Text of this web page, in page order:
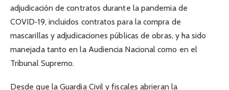
adjudicación de contratos durante la pandemia de
COVID‑19, incluidos contratos para la compra de
mascarillas y adjudicaciones públicas de obras, y ha sido
manejada tanto en la Audiencia Nacional como en el
Tribunal Supremo.
Desde que la Guardia Civil y fiscales abrieran la